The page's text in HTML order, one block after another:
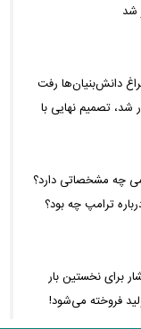
شد
دانش‌بنیان‌ها رفت
حکم قصاص صادر شد، تصمیم نهایی با
ترامپ چه بود؟
برای نخستین بار
فروخته می‌شود!